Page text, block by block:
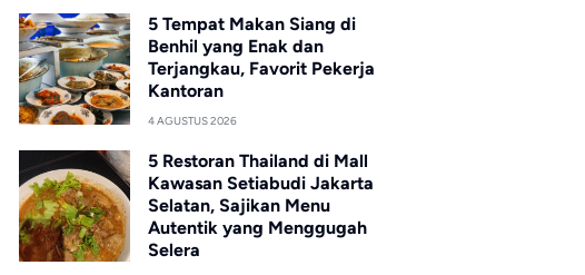
5 Tempat Makan Siang di
Benhil yang Enak dan
Terjangkau, Favorit Pekerja
Kantoran
4 AGUSTUS 2026
5 Restoran Thailand di Mall
Kawasan Setiabudi Jakarta
Selatan, Sajikan Menu
Autentik yang Menggugah
Selera